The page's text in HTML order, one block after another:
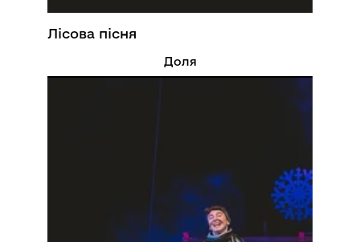
Лісова пісня
Доля